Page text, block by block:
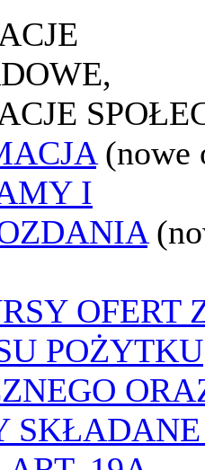
(nowe
I
OFERT
POŻYTKU